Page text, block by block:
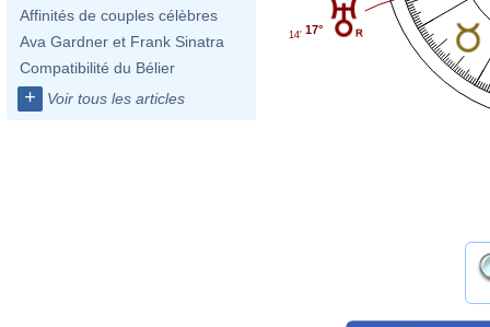
Affinités de couples célèbres
Ava Gardner et Frank Sinatra
Compatibilité du Bélier
+ Voir tous les articles
17°
14'